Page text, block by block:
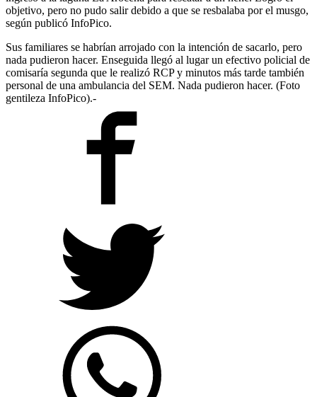
objetivo, pero no pudo salir debido a que se resbalaba por el musgo,
según publicó InfoPico.
Sus familiares se habrían arrojado con la intención de sacarlo, pero
nada pudieron hacer. Enseguida llegó al lugar un efectivo policial de
comisaría segunda que le realizó RCP y minutos más tarde también
personal de una ambulancia del SEM. Nada pudieron hacer. (Foto
gentileza InfoPico).-